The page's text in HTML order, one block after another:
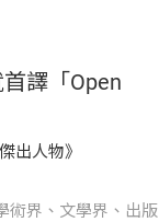
譯「Open
出人物》
術界、文學界、出版